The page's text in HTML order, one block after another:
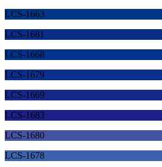
LCS-1663
LCS-1681
LCS-1668
LCS-1679
LCS-1669
LCS-1683
LCS-1680
LCS-1678